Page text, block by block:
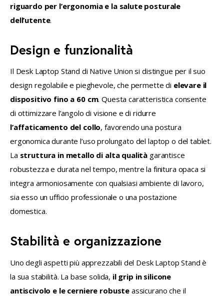
riguardo per l’ergonomia e la salute posturale
dell’utente.
Design e funzionalità
Il Desk Laptop Stand di Native Union si distingue per il suo
design regolabile e pieghevole, che permette di elevare il
dispositivo fino a 60 cm. Questa caratteristica consente
di ottimizzare l’angolo di visione e di ridurre
l’affaticamento del collo, favorendo una postura
ergonomica durante l’uso prolungato del laptop o del tablet.
La struttura in metallo di alta qualità garantisce
robustezza e durata nel tempo, mentre la finitura opaca si
integra armoniosamente con qualsiasi ambiente di lavoro,
sia esso un ufficio professionale o una postazione
domestica.
Stabilità e organizzazione
Uno degli aspetti più apprezzabili del Desk Laptop Stand è
la sua stabilità. La base solida, il grip in silicone
antiscivolo e le cerniere robuste assicurano che il